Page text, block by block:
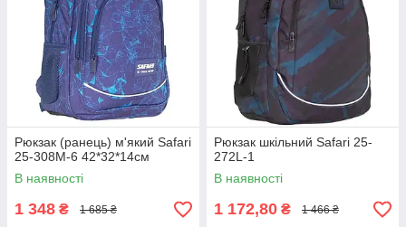
Рюкзак (ранець) м'який Safari
25-308M-6 42*32*14см
В наявності
1 348 ₴ 1 685 ₴
Рюкзак шкільний Safari 25-
272L-1
В наявності
1 172,80 ₴ 1 466 ₴